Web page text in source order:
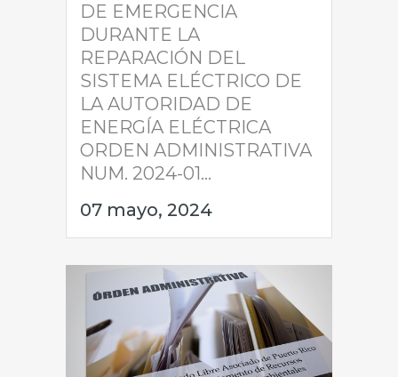
DE EMERGENCIA
DURANTE LA
REPARACIÓN DEL
SISTEMA ELÉCTRICO DE
LA AUTORIDAD DE
ENERGÍA ELÉCTRICA
ORDEN ADMINISTRATIVA
NUM. 2024-01...
07 mayo, 2024